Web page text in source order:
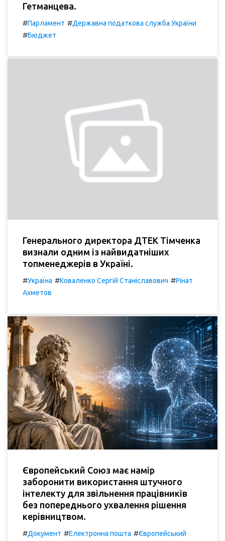
Гетманцева.
#Парламент #Державна податкова служба України
#Бюджет
Генерального директора ДТЕК Тімченка
визнали одним із найвидатніших
топменеджерів в Україні.
#Україна #Коваленко Сергій Станіславович #Рінат
Ахметов
Європейський Союз має намір
заборонити використання штучного
інтелекту для звільнення працівників
без попереднього ухвалення рішення
керівництвом.
#Документ #Електронна пошта #Європейський